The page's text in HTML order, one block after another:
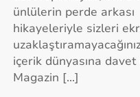
ünlülerin perde arkası
hikayeleriyle sizleri
içerik dünyasına
Magazin […]